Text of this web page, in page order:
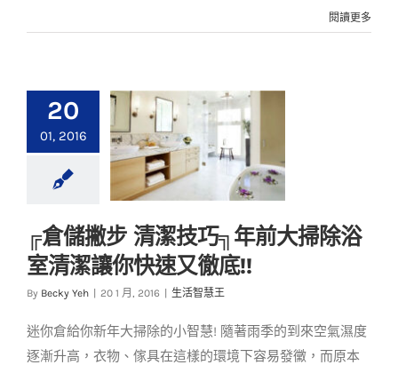
閱讀更多
20
01, 2016
╔倉儲撇步 清潔技巧╗
年前大掃除浴室清潔
讓你快速又徹底!!
╔倉儲撇步 清潔技巧╗年前大掃除浴
室清潔讓你快速又徹底!!
By Becky Yeh 20 1 月, 2016 生活智慧王
迷你倉給你新年大掃除的小智慧! 隨著雨季的到來空氣濕度
逐漸升高，衣物、傢具在這樣的環境下容易發黴，而原本